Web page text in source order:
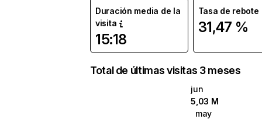
Duración media de la
visita
15:18
Tasa de rebote
31,47 %
Total de últimas visitas 3 meses
jun
5,03 M
may